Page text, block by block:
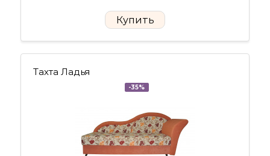
Купить
Тахта Ладья
-35%